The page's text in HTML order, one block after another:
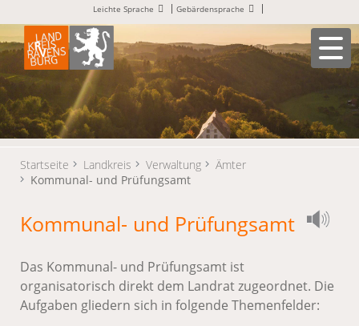
Leichte Sprache Gebärdensprache
Startseite Landkreis Verwaltung
Ämter
Kommunal- und Prüfungsamt
Kommunal- und Prüfungsamt
Das Kommunal- und Prüfungsamt ist
organisatorisch direkt dem Landrat zugeordnet. Die
Aufgaben gliedern sich in folgende Themenfelder: